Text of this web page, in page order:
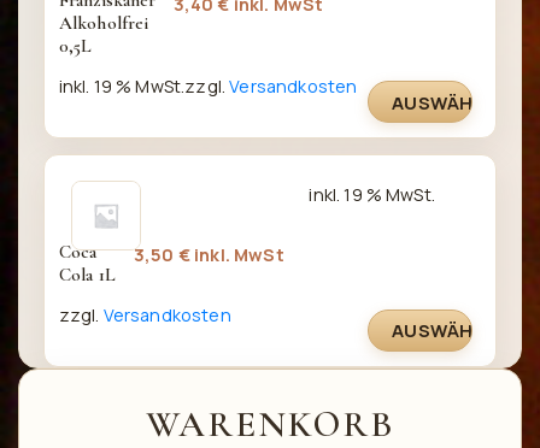
Alkoholfrei
0,5L
inkl. 19 % MwSt.zzgl.Versandkosten
AUSWÄHLEN
Coca
Cola 1L
3,50 € inkl. MwSt
inkl. 19 % MwSt.
zzgl. Versandkosten
AUSWÄHLEN
WARENKORB